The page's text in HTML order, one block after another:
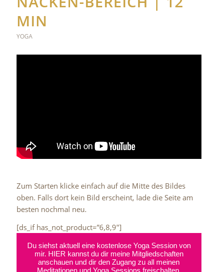
MIN
YOGA
Zum Starten klicke einfach auf die Mitte des Bildes
oben. Falls dort kein Bild erscheint, lade die Seite am
besten nochmal neu.
[ds_if has_not_product=”6,8,9″]
Du siehst aktuell eine kostenlose Yoga Session von
mir. HIER kannst du dir meine Mitgliedschaften
anschauen und dir den Zugang zu all meinen
Meditationen und Yoga Sessions freischalten.